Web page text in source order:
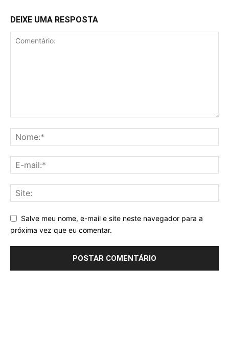
DEIXE UMA RESPOSTA
Salve meu nome, e-mail e site neste navegador para a
próxima vez que eu comentar.